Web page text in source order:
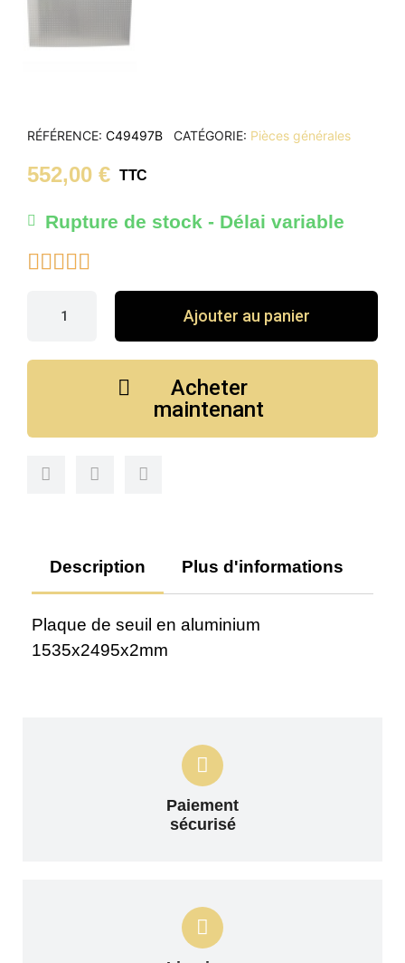
RÉFÉRENCE C49497B CATÉGORIE Pièces générales
552,00 € TTC
Rupture de stock - Délai variable

Ajouter au panier
Acheter
maintenant
Description Plus d'informations
Plaque de seuil en aluminium
1535x2495x2mm
Paiement
sécurisé